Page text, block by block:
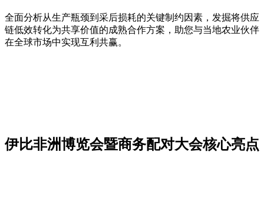
全面分析从生产瓶颈到采后损耗的关键制约因素，发掘将供应
链低效转化为共享价值的成熟合作方案，助您与当地农业伙伴
在全球市场中实现互利共赢。
伊比非洲博览会暨商务配对大会核心亮点